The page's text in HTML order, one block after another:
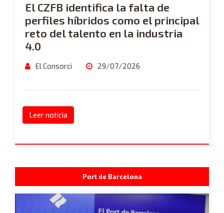
El CZFB identifica la falta de
perfiles híbridos como el principal
reto del talento en la industria
4.0
El Consorci 29/07/2026
Leer noticia
Port de Barcelona